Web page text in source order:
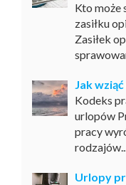
Kto może
zasiłku
Zasiłek
Jak
Kodeks
urlopów
pracy
Urlopy